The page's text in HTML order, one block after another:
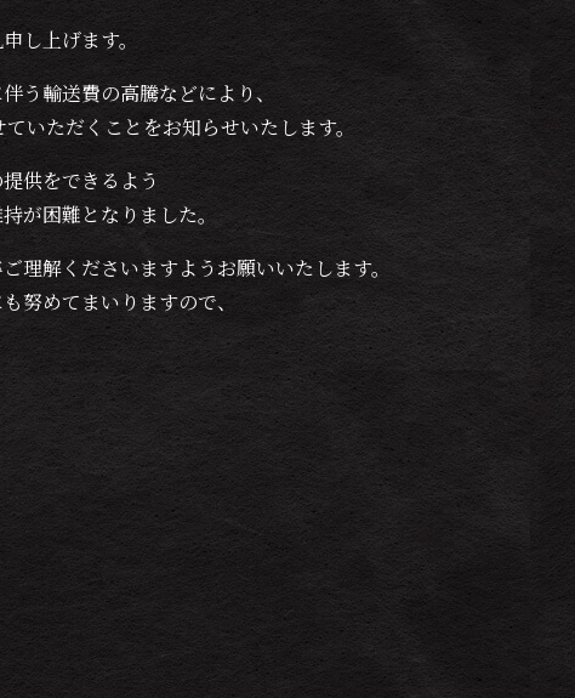
し上げます。
う輸送費の高騰などにより、
いただくことをお知らせいたします。
供をできるよう
が困難となりました。
理解くださいますようお願いいたします。
努めてまいりますので、